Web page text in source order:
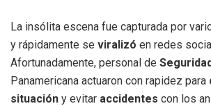
La insólita escena fue capturada por
y rápidamente se viralizó en redes
Afortunadamente, personal de
Panamericana actuaron con rapidez para
situación y evitar accidentes con los